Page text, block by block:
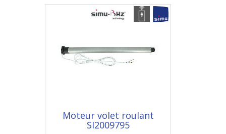
Moteur volet roulant
SI2009795